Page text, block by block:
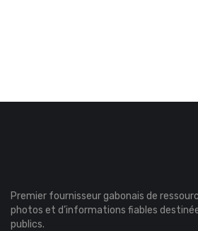
Premier fournisseur gabonais de
photos et d’informations fiables
publics.